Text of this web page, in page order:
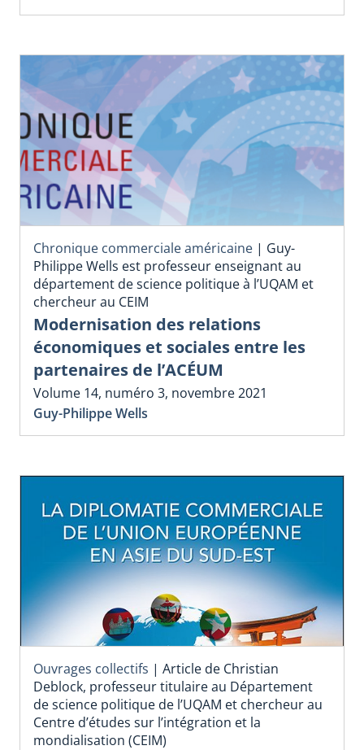
Chronique commerciale américaine | Guy-
Philippe Wells est professeur enseignant au
département de science politique à l’UQAM et
chercheur au CEIM
Modernisation des relations
économiques et sociales entre les
partenaires de l’ACÉUM
Volume 14, numéro 3, novembre 2021
Guy-Philippe Wells
Ouvrages collectifs | Article de Christian
Deblock, professeur titulaire au Département
de science politique de l’UQAM et chercheur au
Centre d’études sur l’intégration et la
mondialisation (CEIM)